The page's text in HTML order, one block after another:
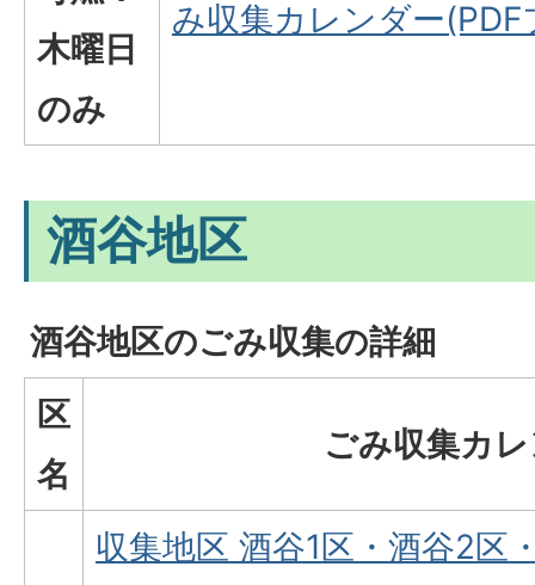
木曜日
のみ
み収集カレンダー
酒谷地区
酒谷地区のごみ収集の詳細
区
名
ごみ収集カ
収集地区 酒谷1区・酒谷2区